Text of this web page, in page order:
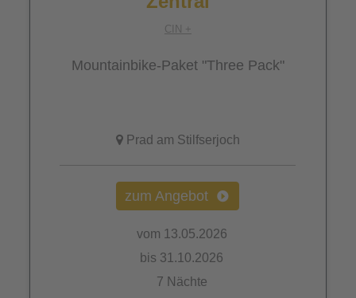
CIN +
Mountainbike-Paket "Three Pack"
Prad am Stilfserjoch
zum Angebot
vom 13.05.2026
bis 31.10.2026
7 Nächte